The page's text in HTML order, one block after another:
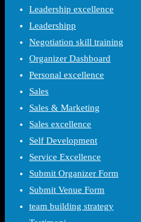
Leadership excellence
Leadershipp
Negotiation skill training
Organizer Dashboard
Personal excellence
Sales
Sales & Marketing
Sales excellence
Self Development
Service Excellence
Submit Organizer Form
Submit Venue Form
team building strategy